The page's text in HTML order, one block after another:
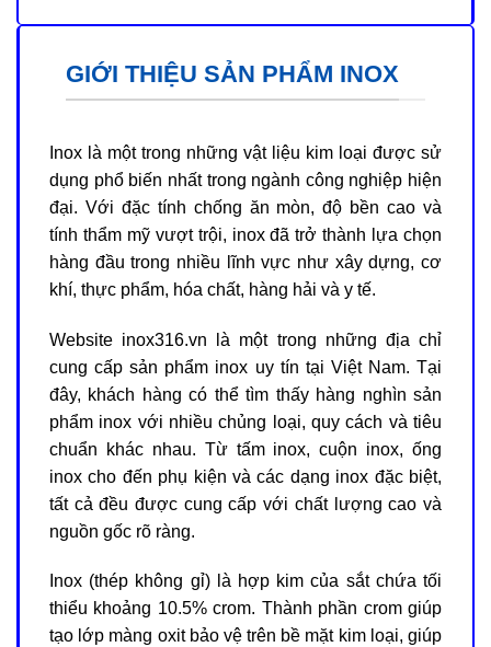
GIỚI THIỆU SẢN PHẨM INOX
Inox là một trong những vật liệu kim loại được sử
dụng phổ biến nhất trong ngành công nghiệp hiện
đại. Với đặc tính chống ăn mòn, độ bền cao và
tính thẩm mỹ vượt trội, inox đã trở thành lựa chọn
hàng đầu trong nhiều lĩnh vực như xây dựng, cơ
khí, thực phẩm, hóa chất, hàng hải và y tế.
Website inox316.vn là một trong những địa chỉ
cung cấp sản phẩm inox uy tín tại Việt Nam. Tại
đây, khách hàng có thể tìm thấy hàng nghìn sản
phẩm inox với nhiều chủng loại, quy cách và tiêu
chuẩn khác nhau. Từ tấm inox, cuộn inox, ống
inox cho đến phụ kiện và các dạng inox đặc biệt,
tất cả đều được cung cấp với chất lượng cao và
nguồn gốc rõ ràng.
Inox (thép không gỉ) là hợp kim của sắt chứa tối
thiểu khoảng 10.5% crom. Thành phần crom giúp
tạo lớp màng oxit bảo vệ trên bề mặt kim loại, giúp